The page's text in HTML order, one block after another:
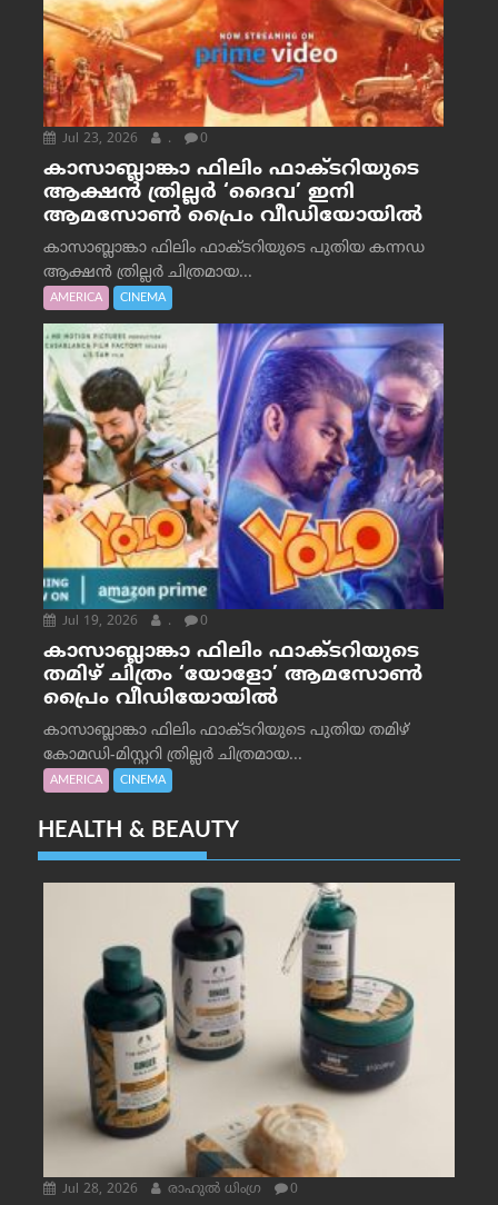
Jul 23, 2026 . 0
കാസാബ്ലാങ്കാ ഫിലിം ഫാക്ടറിയുടെ
ആക്ഷൻ ത്രില്ലർ ‘ദൈവ’ ഇനി
ആമസോൺ പ്രൈം വീഡിയോയിൽ
കാസാബ്ലാങ്കാ ഫിലിം ഫാക്ടറിയുടെ പുതിയ കന്നഡ
ആക്ഷൻ ത്രില്ലർ ചിത്രമായ...
AMERICA CINEMA
Jul 19, 2026 . 0
കാസാബ്ലാങ്കാ ഫിലിം ഫാക്ടറിയുടെ
തമിഴ് ചിത്രം ‘യോളോ’ ആമസോൺ
പ്രൈം വീഡിയോയിൽ
കാസാബ്ലാങ്കാ ഫിലിം ഫാക്ടറിയുടെ പുതിയ തമിഴ്
കോമഡി-മിസ്റ്ററി ത്രില്ലർ ചിത്രമായ...
AMERICA CINEMA
HEALTH & BEAUTY
Jul 28, 2026 രാഹുല്‍ ധിംഗ്ര 0